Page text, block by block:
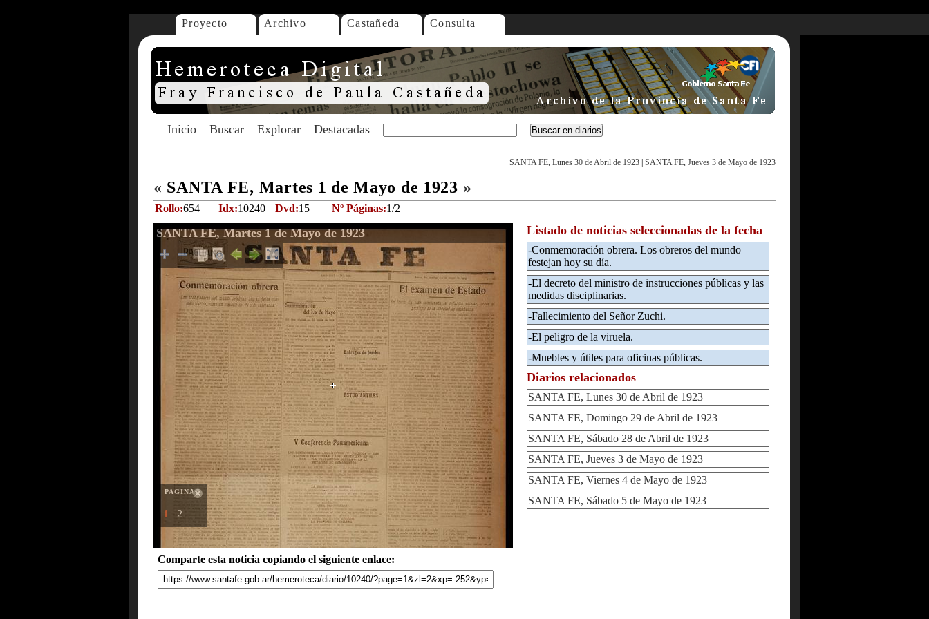
Proyecto Archivo Castañeda Consulta
Inicio Buscar Explorar Destacadas
SANTA FE, Lunes 30 de Abril de 1923 SANTA FE, Jueves 3 de Mayo de 1923
« SANTA FE, Martes 1 de Mayo de 1923 »
Rollo:654 Idx:10240 Dvd:15 Nº Páginas:1/2
SANTA FE, Martes 1 de Mayo de 1923
PAGINAS
1 2
Comparte esta noticia copiando el siguiente enlace:
Listado de noticias seleccionadas de la fecha
-Conmemoración obrera. Los obreros del mundo
festejan hoy su día.
-El decreto del ministro de instrucciones públicas y las
medidas disciplinarias.
-Fallecimiento del Señor Zuchi.
-El peligro de la viruela.
-Muebles y útiles para oficinas públicas.
Diarios relacionados
SANTA FE, Lunes 30 de Abril de 1923
SANTA FE, Domingo 29 de Abril de 1923
SANTA FE, Sábado 28 de Abril de 1923
SANTA FE, Jueves 3 de Mayo de 1923
SANTA FE, Viernes 4 de Mayo de 1923
SANTA FE, Sábado 5 de Mayo de 1923